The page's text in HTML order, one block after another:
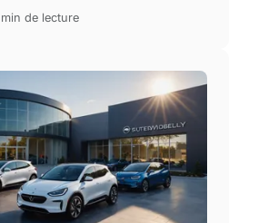
min de lecture